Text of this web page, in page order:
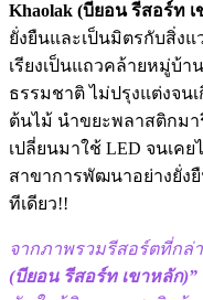
Khaolak (บียอน รีสอร์ท เ
ยั่งยืนและเป็นมิตรกับสิ่ง
เรียงเป็นแถวคล้ายหมู่บ้
ธรรมชาติ ไม่ปรุงแต่งจน
ต้นไม้ นำขยะพลาสติกมา
เปลี่ยนมาใช้ LED จนเคย
สาขาการพัฒนาอย่างยั่ง
ทีเดียว!!
จากภาพรวมรีสอร์ตที่กล่
(บียอน รีสอร์ท เขาหลัก)”